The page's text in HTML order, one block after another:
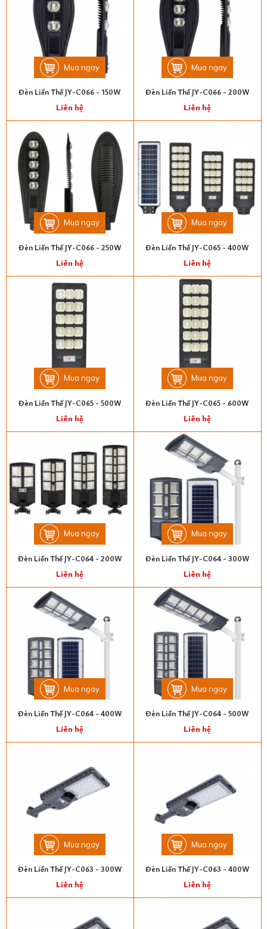
Mua ngay
Đèn Liền Thể JY-C066 - 150W
Liên hệ
Mua ngay
Đèn Liền Thể JY-C066 - 200W
Liên hệ
Mua ngay
Đèn Liền Thể JY-C066 - 250W
Liên hệ
Mua ngay
Đèn Liền Thể JY-C065 - 400W
Liên hệ
Mua ngay
Đèn Liền Thể JY-C065 - 500W
Liên hệ
Mua ngay
Đèn Liền Thể JY-C065 - 600W
Liên hệ
Mua ngay
Đèn Liền Thể JY-C064 - 200W
Liên hệ
Mua ngay
Đèn Liền Thể JY-C064 - 300W
Liên hệ
Mua ngay
Đèn Liền Thể JY-C064 - 400W
Liên hệ
Mua ngay
Đèn Liền Thể JY-C064 - 500W
Liên hệ
Mua ngay
Đèn Liền Thể JY-C063 - 300W
Liên hệ
Mua ngay
Đèn Liền Thể JY-C063 - 400W
Liên hệ